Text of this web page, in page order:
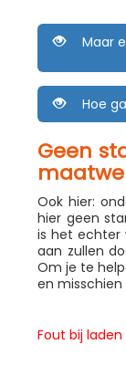
Maar
Hoe
Geen
Ook hier:
hier geen
is het echter
aan zullen
Om je te
en misschien
Fout bij